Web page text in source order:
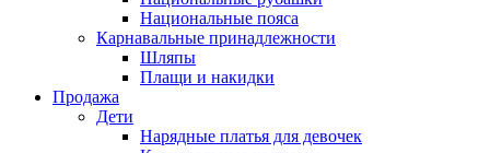
Национальные пояса
Карнавальные принадлежности
Шляпы
Плащи и накидки
Продажа
Дети
Нарядные платья для девочек